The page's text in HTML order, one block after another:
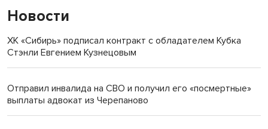
Новости
ХК «Сибирь» подписал контракт с обладателем Кубка
Стэнли Евгением Кузнецовым
Отправил инвалида на СВО и получил его «посмертные»
выплаты адвокат из Черепаново